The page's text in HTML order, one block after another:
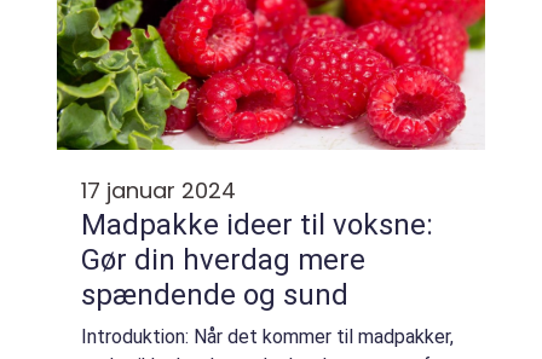
17 januar 2024
Madpakke ideer til voksne:
Gør din hverdag mere
spændende og sund
Introduktion: Når det kommer til madpakker,